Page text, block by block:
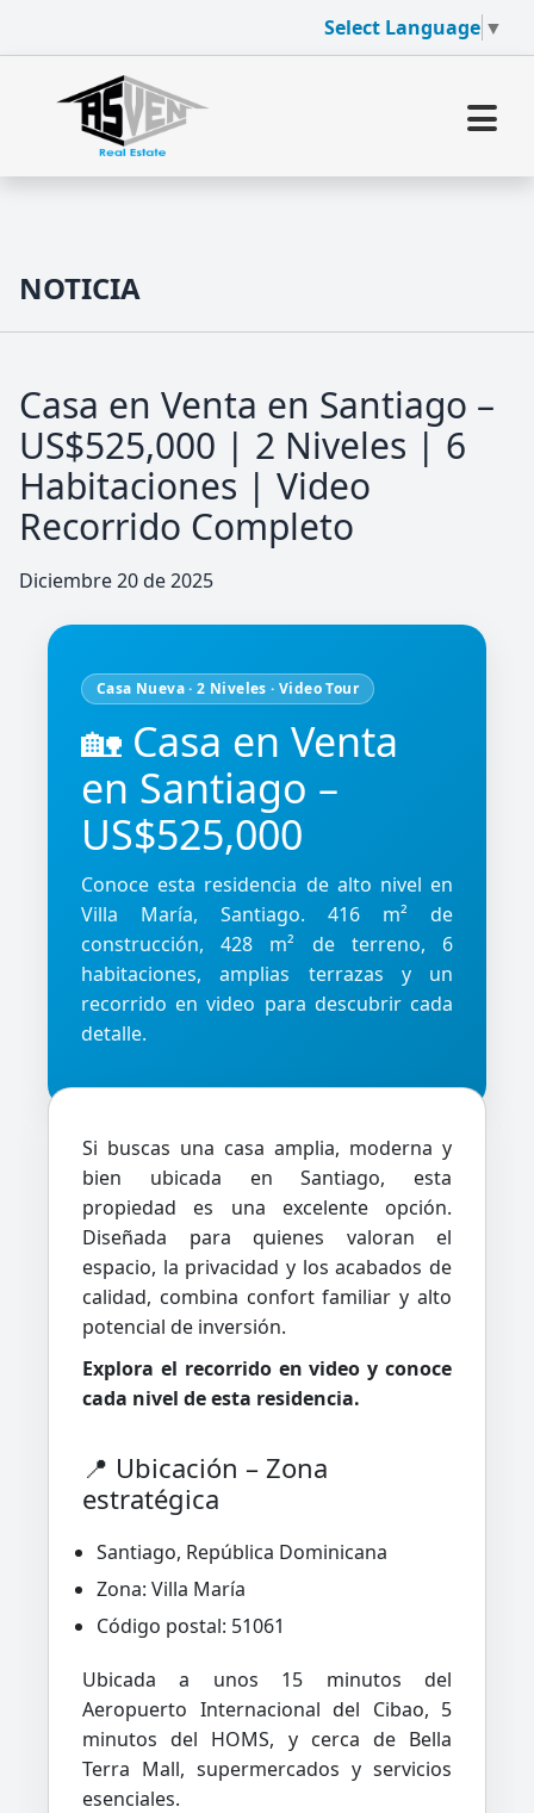
Select Language ▼
NOTICIA
Casa en Venta en Santiago –
US$525,000 | 2 Niveles | 6
Habitaciones | Video
Recorrido Completo
Diciembre 20 de 2025
Casa Nueva · 2 Niveles · Video Tour
🏡 Casa en Venta
en Santiago –
US$525,000
Conoce esta residencia de alto nivel en
Villa María, Santiago. 416 m² de
construcción, 428 m² de terreno, 6
habitaciones, amplias terrazas y un
recorrido en video para descubrir cada
detalle.
Si buscas una casa amplia, moderna y
bien ubicada en Santiago, esta
propiedad es una excelente opción.
Diseñada para quienes valoran el
espacio, la privacidad y los acabados de
calidad, combina confort familiar y alto
potencial de inversión.
Explora el recorrido en video y conoce
cada nivel de esta residencia.
📍 Ubicación – Zona
estratégica
Santiago, República Dominicana
Zona: Villa María
Código postal: 51061
Ubicada a unos 15 minutos del
Aeropuerto Internacional del Cibao, 5
minutos del HOMS, y cerca de Bella
Terra Mall, supermercados y servicios
esenciales.